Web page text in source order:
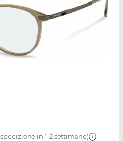
in 1-2 settimane)